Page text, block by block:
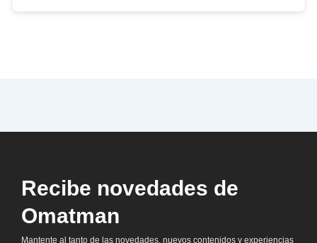
Recibe novedades de
Omatman
Mantente al tanto de las novedades, nuevos contenidos y experiencias